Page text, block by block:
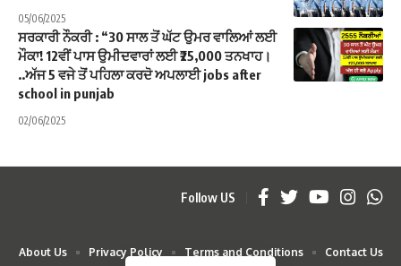
05/06/2025
ਸਰਕਾਰੀ ਨੌਕਰੀ : “30 ਸਾਲ ਤੋਂ ਘੱਟ ਉਮਰ ਵਾਲਿਆਂ ਲਈ
ਮੌਕਾ! 12ਵੀਂ ਪਾਸ ਉਮੀਦਵਾਰਾਂ ਲਈ ₹25,000 ਤਨਖਾਹ।
..ਅੱਜ 5 ਵਜੇ ਤੋਂ ਪਹਿਲਾ ਕਰਦੋ ਅਪਲਾਈ jobs after
school in punjab
02/06/2025
Follow US
About Us Privacy Policy Terms and Conditions Contact Us